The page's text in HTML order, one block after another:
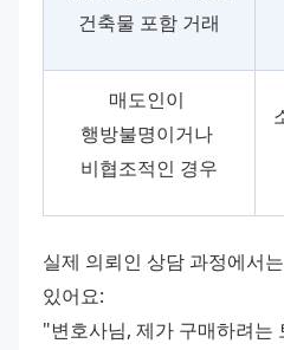
건축물 포함 거래
매도인이
행방불명이거나
비협조적인 경우
실제 의뢰인 상담 과정에서
있어요:
"변호사님, 제가 구매하려는